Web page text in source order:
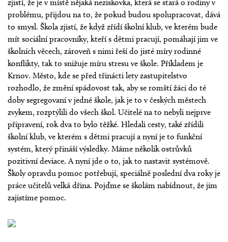
zjistí, že je v místě nějaká neziskovka, která se stará o rodiny v
problému, přijdou na to, že pokud budou spolupracovat, dává
to smysl. Škola zjistí, že když zřídí školní klub, ve kterém bude
mít sociální pracovníky, kteří s dětmi pracují, pomáhají jim ve
školních věcech, zároveň s nimi řeší do jisté míry rodinné
konflikty, tak to snižuje míru stresu ve škole. Příkladem je
Krnov. Město, kde se před třinácti lety zastupitelstvo
rozhodlo, že změní spádovost tak, aby se romští žáci do té
doby segregovaní v jedné škole, jak je to v českých městech
zvykem, rozptýlili do všech škol. Učitelé na to nebyli nejprve
připravení, rok dva to bylo těžké. Hledali cesty, také zřídili
školní klub, ve kterém s dětmi pracují a nyní je to funkční
systém, který přináší výsledky. Máme několik ostrůvků
pozitivní deviace. A nyní jde o to, jak to nastavit systémově.
Školy opravdu pomoc potřebují, speciálně poslední dva roky je
práce učitelů velká dřina. Pojďme se školám nabídnout, že jim
zajistíme pomoc.